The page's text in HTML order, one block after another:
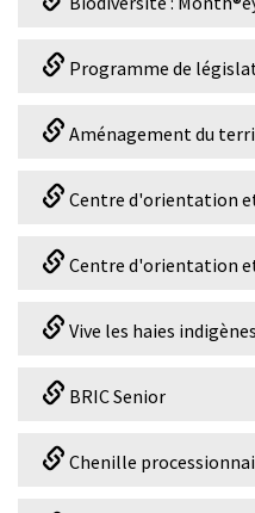
Programme de
Aménagement du
Centre d'orientation
Centre d'orientation
Vive les haies indigènes
BRIC Senior
Chenille